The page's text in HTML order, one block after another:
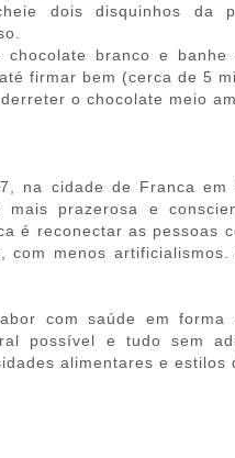
dois disquinhos da
chocolate branco e
firmar bem (cerca de 5
o chocolate meio
na cidade de Franca
mais prazerosa e
é reconectar as pessoas
com menos
com saúde em forma
possível e tudo sem
alimentares e estilos